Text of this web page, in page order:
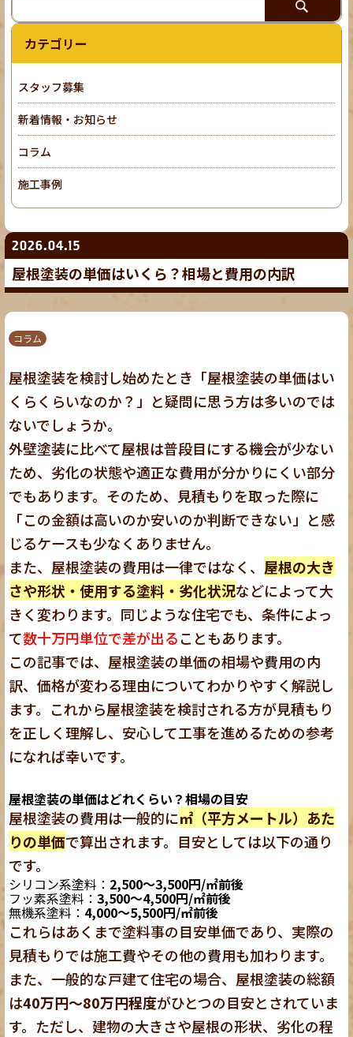
2026.04.15
屋根塗装の単価はいくら？相場と費用の内訳
コラム
屋根塗装を検討し始めたとき「屋根塗装の単価はい
くらくらいなのか？」と疑問に思う方は多いのでは
ないでしょうか。
外壁塗装に比べて屋根は普段目にする機会が少ない
ため、劣化の状態や適正な費用が分かりにくい部分
でもあります。そのため、見積もりを取った際に
「この金額は高いのか安いのか判断できない」と感
じるケースも少なくありません。
また、屋根塗装の費用は一律ではなく、 屋根の大き
さや形状・使用する塗料・劣化状況などによって大
きく変わります。同じような住宅でも、条件によっ
て数十万円単位で差が出ることもあります。
この記事では、屋根塗装の単価の相場や費用の内
訳、価格が変わる理由についてわかりやすく解説し
ます。これから屋根塗装を検討される方が見積もり
を正しく理解し、安心して工事を進めるための参考
になれば幸いです。
屋根塗装の単価はどれくらい？相場の目安
屋根塗装の費用は一般的に㎡（平方メートル）あた
りの単価で算出されます。目安としては以下の通り
です。
シリコン系塗料： 2,500～3,500円/㎡前後
フッ素系塗料：3,500～4,500円/㎡前後
無機系塗料： 4,000～5,500円/㎡前後
これらはあくまで塗料事の目安単価であり、実際の
見積もりでは施工費やその他の費用も加わります。
また、一般的な戸建て住宅の場合、屋根塗装の総額
は40万円～80万円程度がひとつの目安とされていま
す。ただし、建物の大きさや屋根の形状、劣化の程
カテゴリー
スタッフ募集
新着情報・お知らせ
コラム
施工事例